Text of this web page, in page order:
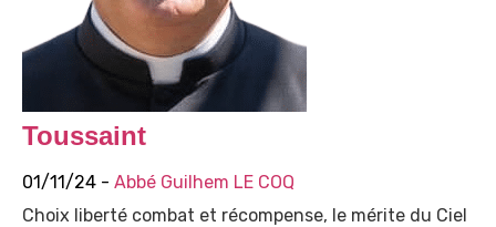
Toussaint
01/11/24 - Abbé Guilhem LE COQ
Choix liberté combat et récompense, le mérite du Ciel